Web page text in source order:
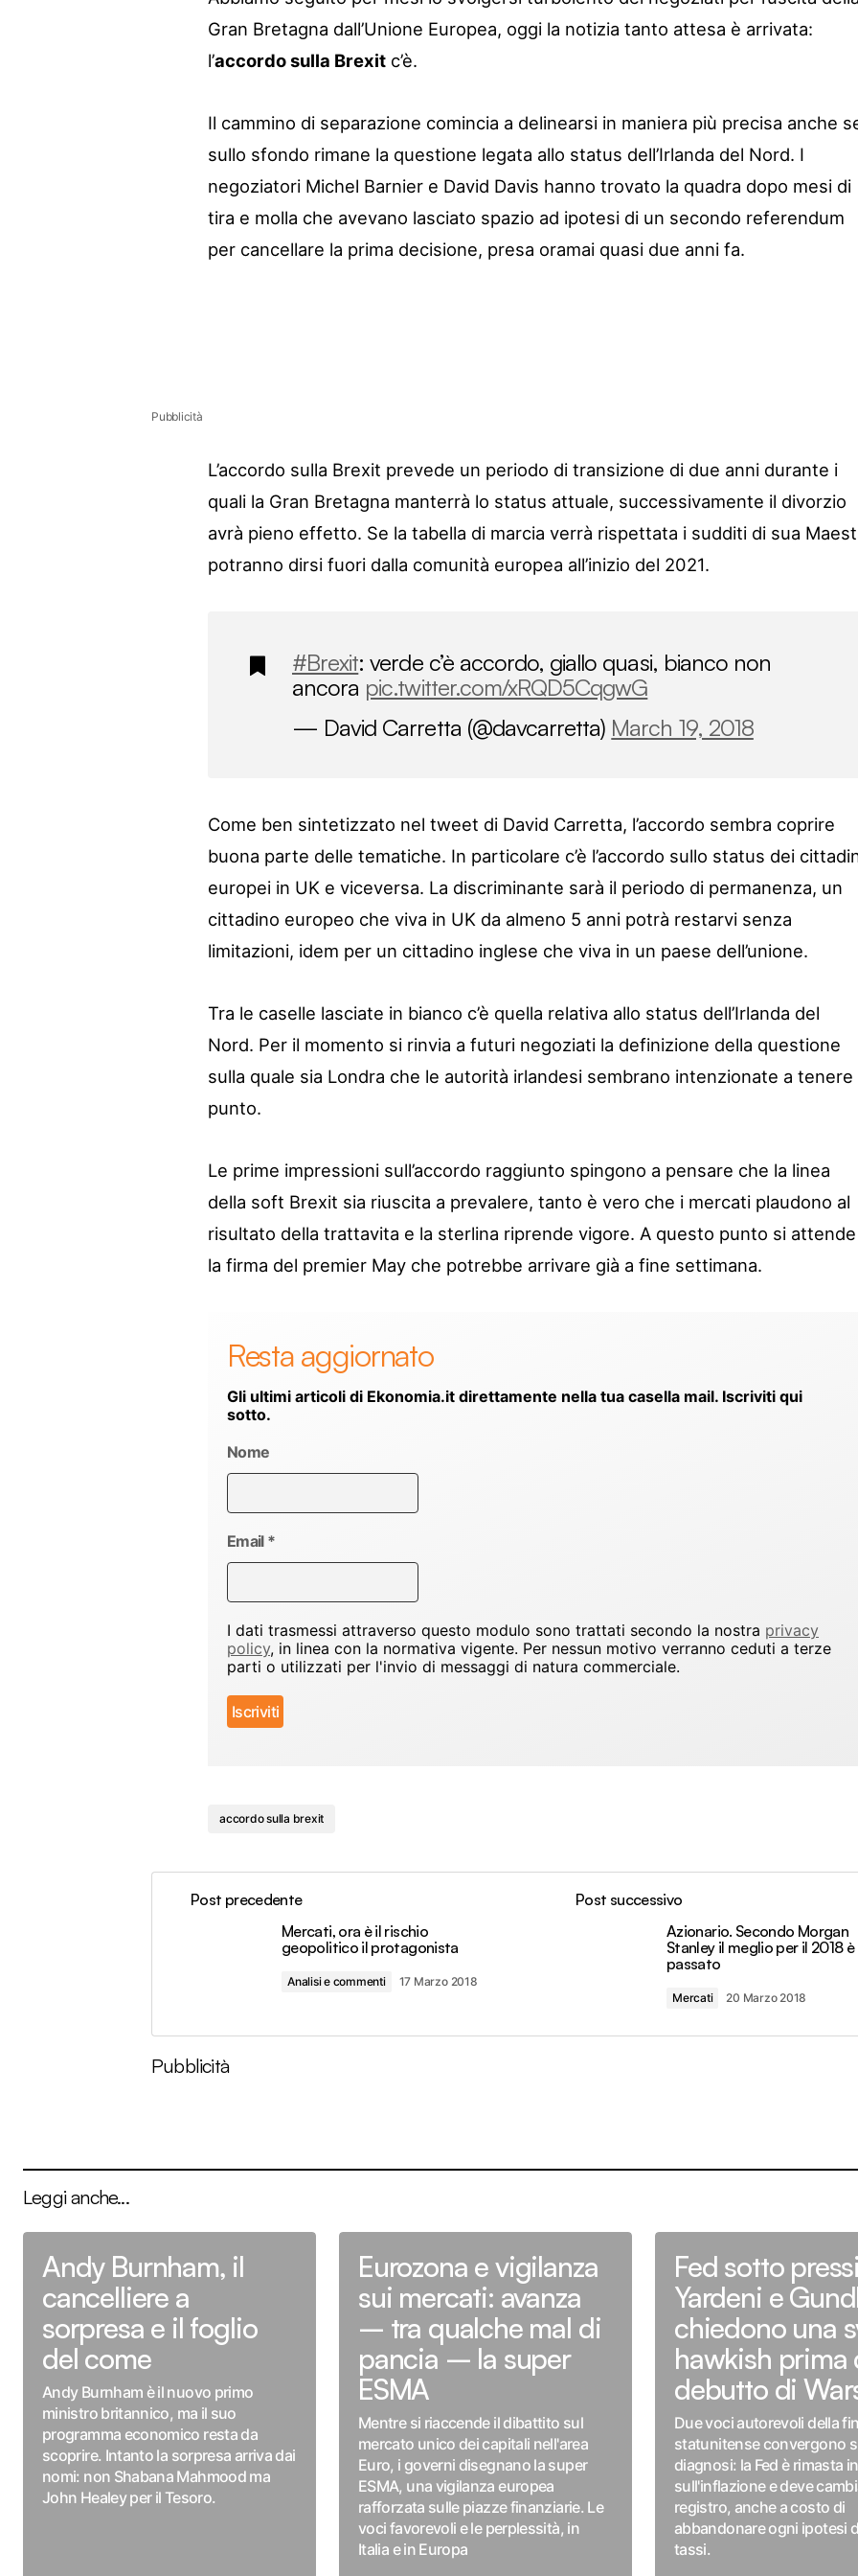
Gran Bretagna dall’Unione Europea, oggi la notizia tanto attesa è arrivata:
l’accordo sulla Brexit c’è.
Il cammino di separazione comincia a delinearsi in maniera più precisa anche
sullo sfondo rimane la questione legata allo status dell’Irlanda del Nord. I
negoziatori Michel Barnier e David Davis hanno trovato la quadra dopo mesi di
tira e molla che avevano lasciato spazio ad ipotesi di un secondo referendum
per cancellare la prima decisione, presa oramai quasi due anni fa.
Pubblicità
L’accordo sulla Brexit prevede un periodo di transizione di due anni durante i
quali la Gran Bretagna manterrà lo status attuale, successivamente il divorzio
avrà pieno effetto. Se la tabella di marcia verrà rispettata i sudditi di sua
potranno dirsi fuori dalla comunità europea all’inizio del 2021.
#Brexit: verde c’è accordo, giallo quasi, bianco non
ancora pic.twitter.com/xRQD5CqgwG
— David Carretta (@davcarretta) March 19, 2018
Come ben sintetizzato nel tweet di David Carretta, l’accordo sembra coprire
buona parte delle tematiche. In particolare c’è l’accordo sullo status dei
europei in UK e viceversa. La discriminante sarà il periodo di permanenza, un
cittadino europeo che viva in UK da almeno 5 anni potrà restarvi senza
limitazioni, idem per un cittadino inglese che viva in un paese dell’unione.
Tra le caselle lasciate in bianco c’è quella relativa allo status dell’Irlanda del
Nord. Per il momento si rinvia a futuri negoziati la definizione della questione
sulla quale sia Londra che le autorità irlandesi sembrano intenzionate a tenere
punto.
Le prime impressioni sull’accordo raggiunto spingono a pensare che la linea
della soft Brexit sia riuscita a prevalere, tanto è vero che i mercati plaudono al
risultato della trattavita e la sterlina riprende vigore. A questo punto si attende
la firma del premier May che potrebbe arrivare già a fine settimana.
Resta aggiornato
Gli ultimi articoli di Ekonomia.it direttamente nella tua casella mail. Iscriviti qui
sotto.
Nome
Email *
I dati trasmessi attraverso questo modulo sono trattati secondo la nostra privacy
policy, in linea con la normativa vigente. Per nessun motivo verranno ceduti a terze
parti o utilizzati per l'invio di messaggi di natura commerciale.
accordo sulla brexit
Post precedente
Mercati, ora è il rischio
geopolitico il protagonista
Analisi e commenti 17 Marzo 2018
Post successivo
Azionario. Secondo Morgan
Stanley il meglio per il 2018
passato
Mercati 20 Marzo 2018
Pubblicità
Leggi anche...
Andy Burnham, il
cancelliere a
sorpresa e il foglio
del come
Andy Burnham è il nuovo primo
ministro britannico, ma il suo
programma economico resta da
scoprire. Intanto la sorpresa arriva dai
nomi: non Shabana Mahmood ma
John Healey per il Tesoro.
Eurozona e vigilanza
sui mercati: avanza
– tra qualche mal di
pancia – la super
ESMA
Mentre si riaccende il dibattito sul
mercato unico dei capitali nell'area
Euro, i governi disegnano la super
ESMA, una vigilanza europea
rafforzata sulle piazze finanziarie. Le
voci favorevoli e le perplessità, in
Italia e in Europa
Fed sotto
Yardeni e
chiedono una
hawkish prima
debutto di
Due voci autorevoli della
statunitense convergono
diagnosi: la Fed è rimasta
sull'inflazione e deve
registro, anche a costo di
abbandonare ogni ipotesi
tassi.